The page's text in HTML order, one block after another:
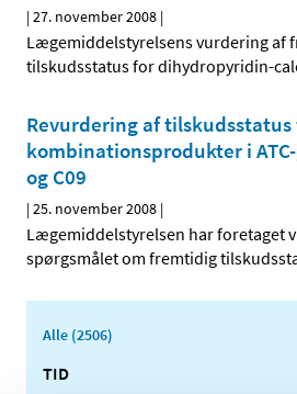
|27. november 2008 |
Lægemiddelstyrelsens vurdering af
tilskudsstatus for dihydropyridin-
Revurdering af tilskudsstatus
kombinationsprodukter i
og C09
|25. november 2008 |
Lægemiddelstyrelsen har foretaget
spørgsmålet om fremtidig
Alle (2506)
TID